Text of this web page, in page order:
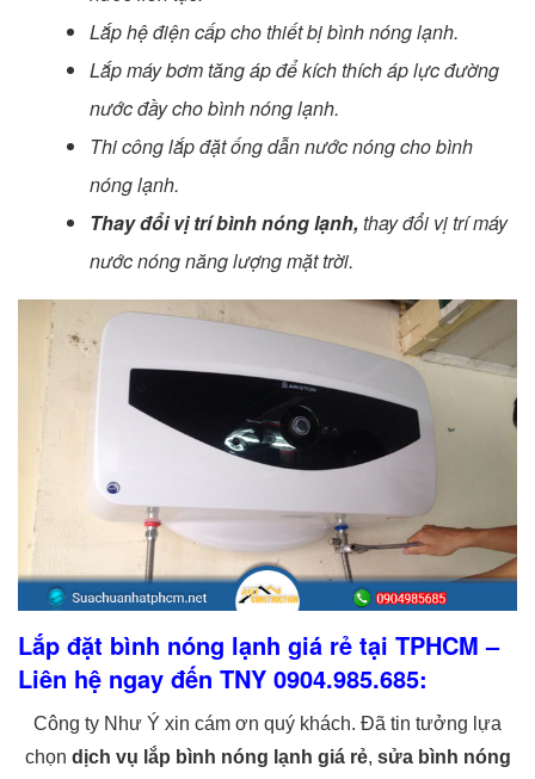
Lắp hệ điện cấp cho thiết bị bình nóng lạnh.
Lắp máy bơm tăng áp để kích thích áp lực đường
nước đầy cho bình nóng lạnh.
Thi công lắp đặt ống dẫn nước nóng cho bình
nóng lạnh.
Thay đổi vị trí bình nóng lạnh, thay đổi vị trí máy
nước nóng năng lượng mặt trời.
Lắp đặt bình nóng lạnh giá rẻ tại TPHCM –
Liên hệ ngay đến TNY 0904.985.685:
Công ty Như Ý xin cám ơn quý khách. Đã tin tưởng lựa
chọn dịch vụ lắp bình nóng lạnh giá rẻ, sửa bình nóng